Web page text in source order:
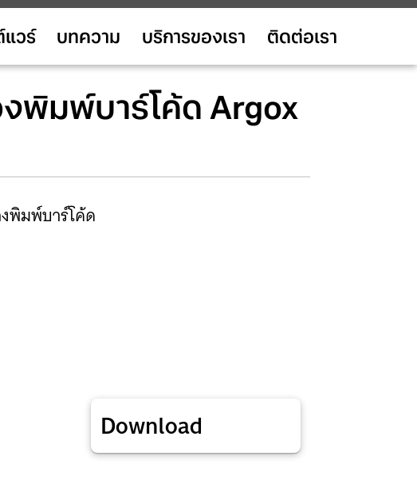
วร์ บทความ บริการของเรา ติดต่อเรา
พิมพ์บาร์โค้ด Argox
พิมพ์บาร์โค้ด
Download